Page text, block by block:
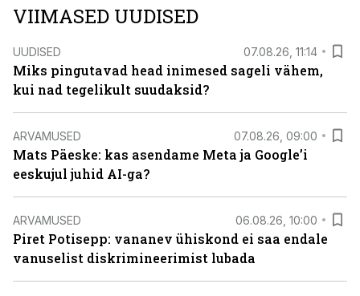
VIIMASED UUDISED
UUDISED 07.08.26, 11:14
Miks pingutavad head inimesed sageli vähem,
kui nad tegelikult suudaksid?
ARVAMUSED 07.08.26, 09:00
Mats Päeske: kas asendame Meta ja Google’i
eeskujul juhid AI-ga?
ARVAMUSED 06.08.26, 10:00
Piret Potisepp: vananev ühiskond ei saa endale
vanuselist diskrimineerimist lubada